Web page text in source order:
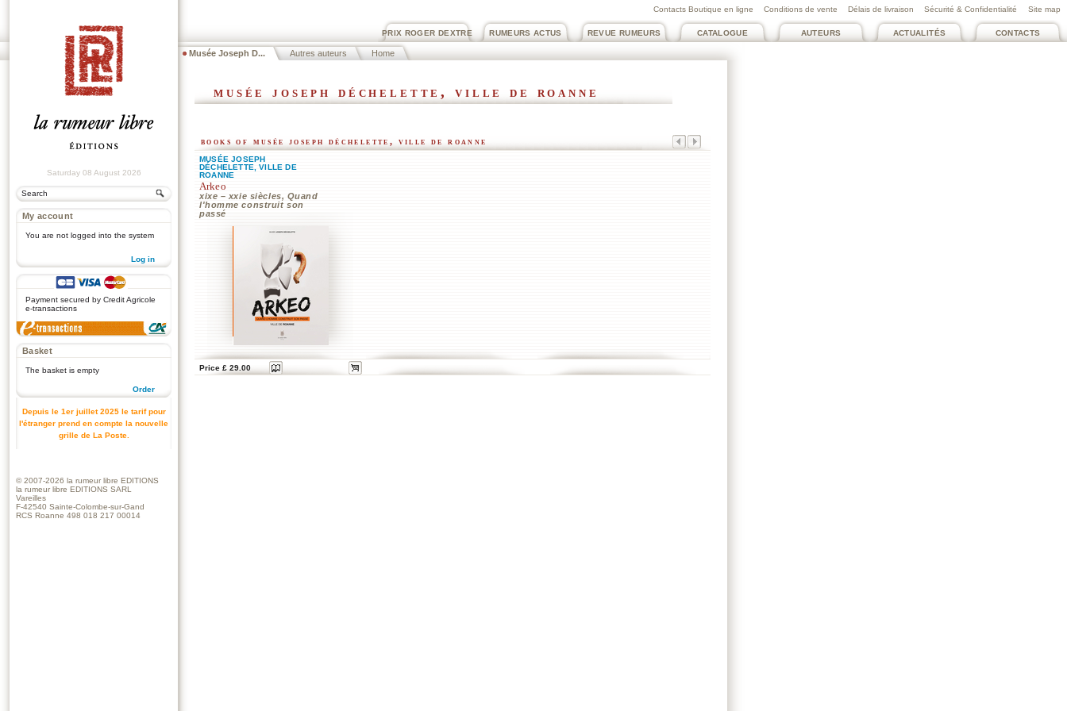
Site map
Contacts Boutique en ligne Conditions de vente Délais de livraison Sécurité & Confidentialité
CONTACTS
ACTUALITÉS
AUTEURS
CATALOGUE
REVUE RUMEURS
RUMEURS ACTUS
PRIX ROGER DEXTRE
Musée Joseph D... Autres auteurs Home
Saturday 08 August 2026
My account
You are not logged into the system
Log in
Payment secured by Credit Agricole
e-transactions
Basket
The basket is empty
Order
Depuis le 1er juillet 2025 le tarif pour
l'étranger prend en compte la nouvelle
grille de La Poste.
musée joseph déchelette, ville de roanne
books of musée joseph déchelette, ville de roanne
MUSÉE JOSEPH
DÉCHELETTE, VILLE DE
ROANNE
Arkeo
xixe – xxie siècles, Quand
l'homme construit son
passé
Price £ 29.00
© 2007-2026 la rumeur libre EDITIONS
la rumeur libre EDITIONS SARL
Vareilles
F-42540 Sainte-Colombe-sur-Gand
RCS Roanne 498 018 217 00014